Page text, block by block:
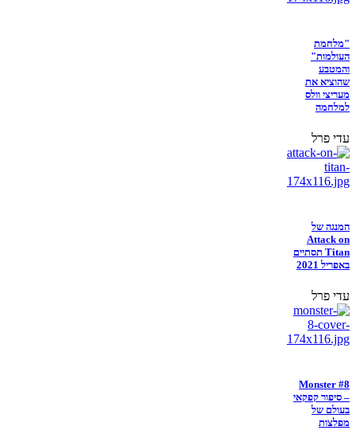
"מלחמת
העולמות"
והמטבע
שהוציא את
מעריצי וולס
למלחמה
עדי פרל
המנגה של
Attack on
Titan תסתיים
באפריל 2021
עדי פרל
Monster #8
– סיפור קפקאי
בעולם של
מפלצות